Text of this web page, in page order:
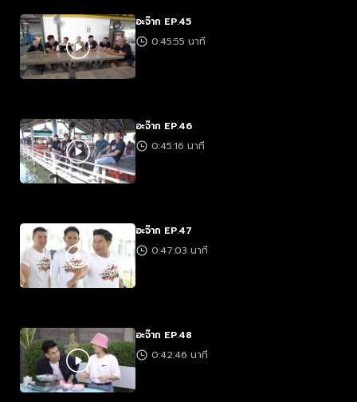
อะจ๊าก EP.45
0:45:55 นาที
อะจ๊าก EP.46
0:45:16 นาที
อะจ๊าก EP.47
0:47:03 นาที
อะจ๊าก EP.48
0:42:46 นาที